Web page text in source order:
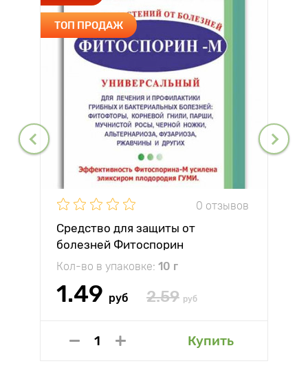
ТОП ПРОДАЖ
0 отзывов
Средство для защиты от
болезней Фитоспорин
Кол-во в упаковке: 10 г
1.49 руб 2.59 руб
Купить